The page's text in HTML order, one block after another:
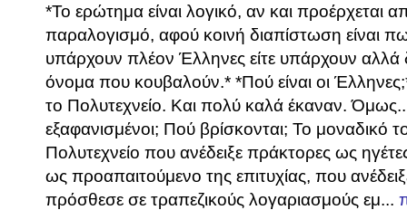
*Το ερώτημα είναι λογικό, αν και προέρχεται
παραλογισμό, αφού κοινή διαπίστωση είναι
υπάρχουν πλέον Έλληνες είτε υπάρχουν αλλά
όνομα που κουβαλούν.* *Πού είναι οι
το Πολυτεχνείο. Και πολύ καλά έκαναν. Όμως...
εξαφανισμένοι; Πού βρίσκονται; Το μοναδικό
Πολυτεχνείο που ανέδειξε πράκτορες ως
ως προαπαιτούμενο της επιτυχίας, που
πρόσθεσε σε τραπεζικούς λογαριασμούς εμ...